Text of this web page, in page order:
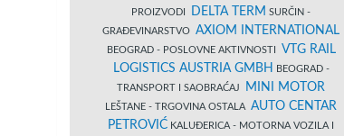
PROIZVODI
DELTA TERM SURČIN -
GRAĐEVINARSTVO AXIOM INTERNATIONAL
BEOGRAD - POSLOVNE AKTIVNOSTI VTG RAIL
LOGISTICS AUSTRIA GMBH
BEOGRAD -
TRANSPORT I SAOBRAĆAJ
MINI MOTOR
LEŠTANE - TRGOVINA OSTALA AUTO CENTAR
PETROVIĆ KALUĐERICA - MOTORNA VOZILA I